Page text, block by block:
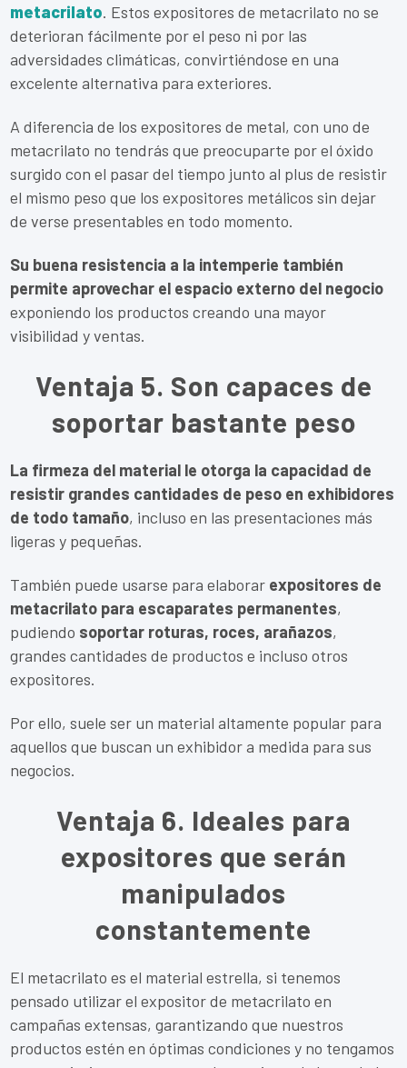
metacrilato. Estos expositores de metacrilato no se
deterioran fácilmente por el peso ni por las
adversidades climáticas, convirtiéndose en una
excelente alternativa para exteriores.
A diferencia de los expositores de metal, con uno de
metacrilato no tendrás que preocuparte por el óxido
surgido con el pasar del tiempo junto al plus de resistir
el mismo peso que los expositores metálicos sin dejar
de verse presentables en todo momento.
Su buena resistencia a la intemperie también
permite aprovechar el espacio externo del negocio
exponiendo los productos creando una mayor
visibilidad y ventas.
Ventaja 5. Son capaces de
soportar bastante peso
La firmeza del material le otorga la capacidad de
resistir grandes cantidades de peso en exhibidores
de todo tamaño, incluso en las presentaciones más
ligeras y pequeñas.
También puede usarse para elaborar expositores de
metacrilato para escaparates permanentes,
pudiendo soportar roturas, roces, arañazos,
grandes cantidades de productos e incluso otros
expositores.
Por ello, suele ser un material altamente popular para
aquellos que buscan un exhibidor a medida para sus
negocios.
Ventaja 6. Ideales para
expositores que serán
manipulados
constantemente
El metacrilato es el material estrella, si tenemos
pensado utilizar el expositor de metacrilato en
campañas extensas, garantizando que nuestros
productos estén en óptimas condiciones y no tengamos